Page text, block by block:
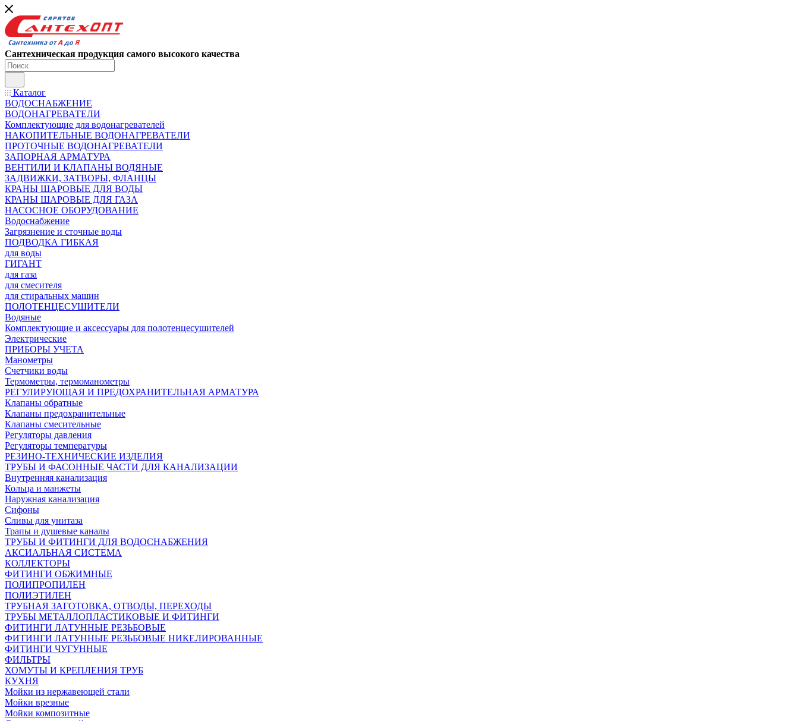
Сантехническая продукция самого высокого качества
Каталог
ВОДОСНАБЖЕНИЕ
ВОДОНАГРЕВАТЕЛИ
Комплектующие для водонагревателей
НАКОПИТЕЛЬНЫЕ ВОДОНАГРЕВАТЕЛИ
ПРОТОЧНЫЕ ВОДОНАГРЕВАТЕЛИ
ЗАПОРНАЯ АРМАТУРА
ВЕНТИЛИ И КЛАПАНЫ ВОДЯНЫЕ
ЗАДВИЖКИ, ЗАТВОРЫ, ФЛАНЦЫ
КРАНЫ ШАРОВЫЕ ДЛЯ ВОДЫ
КРАНЫ ШАРОВЫЕ ДЛЯ ГАЗА
НАСОСНОЕ ОБОРУДОВАНИЕ
Водоснабжение
Загрязнение и сточные воды
ПОДВОДКА ГИБКАЯ
для воды
ГИГАНТ
для газа
для смесителя
для стиральных машин
ПОЛОТЕНЦЕСУШИТЕЛИ
Водяные
Комплектующие и аксессуары для полотенцесушителей
Электрические
ПРИБОРЫ УЧЕТА
Манометры
Счетчики воды
Термометры, термоманометры
РЕГУЛИРУЮЩАЯ И ПРЕДОХРАНИТЕЛЬНАЯ АРМАТУРА
Клапаны обратные
Клапаны предохранительные
Клапаны смесительные
Регуляторы давления
Регуляторы температуры
РЕЗИНО-ТЕХНИЧЕСКИЕ ИЗДЕЛИЯ
ТРУБЫ И ФАСОННЫЕ ЧАСТИ ДЛЯ КАНАЛИЗАЦИИ
Внутренняя канализация
Кольца и манжеты
Наружная канализация
Сифоны
Сливы для унитаза
Трапы и душевые каналы
ТРУБЫ И ФИТИНГИ ДЛЯ ВОДОСНАБЖЕНИЯ
АКСИАЛЬНАЯ СИСТЕМА
КОЛЛЕКТОРЫ
ФИТИНГИ ОБЖИМНЫЕ
ПОЛИПРОПИЛЕН
ПОЛИЭТИЛЕН
ТРУБНАЯ ЗАГОТОВКА, ОТВОДЫ, ПЕРЕХОДЫ
ТРУБЫ МЕТАЛЛОПЛАСТИКОВЫЕ И ФИТИНГИ
ФИТИНГИ ЛАТУННЫЕ РЕЗЬБОВЫЕ
ФИТИНГИ ЛАТУННЫЕ РЕЗЬБОВЫЕ НИКЕЛИРОВАННЫЕ
ФИТИНГИ ЧУГУННЫЕ
ФИЛЬТРЫ
ХОМУТЫ И КРЕПЛЕНИЯ ТРУБ
КУХНЯ
Мойки из нержавеющей стали
Мойки врезные
Мойки композитные